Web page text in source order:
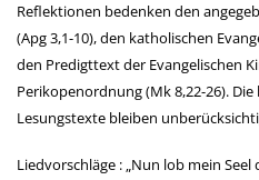
Reflektionen bedenken den
(Apg 3,1-10), den katholischen
den Predigttext der Evangelischen
Perikopenordnung (Mk 8,22-26).
Lesungstexte bleiben
Liedvorschläge : „Nun lob mein Seel